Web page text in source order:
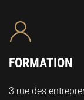
FORMATION
3 rue des